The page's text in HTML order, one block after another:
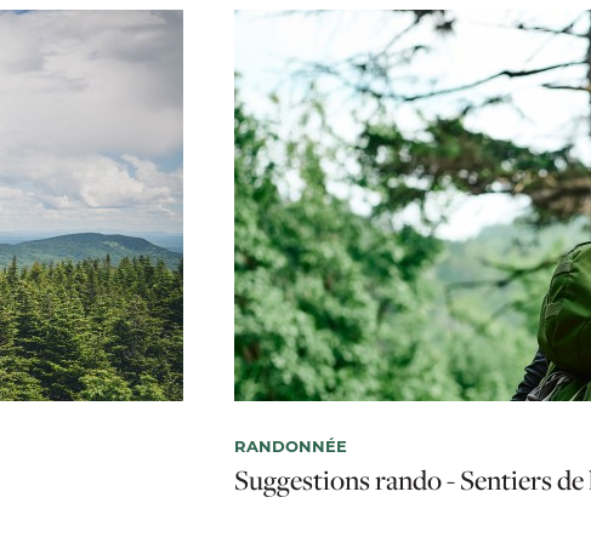
RANDONNÉE
Suggestions rando - Sentiers